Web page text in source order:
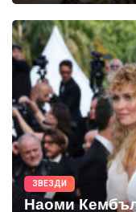
ЗВЕЗДИ
Наоми